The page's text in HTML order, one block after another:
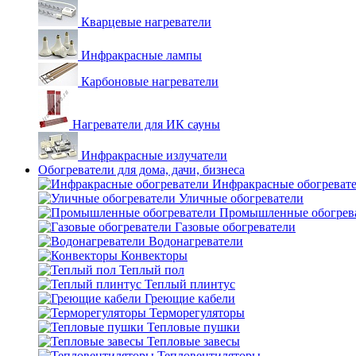
Кварцевые нагреватели
Инфракрасные лампы
Карбоновые нагреватели
Нагреватели для ИК сауны
Инфракрасные излучатели
Обогреватели для дома, дачи, бизнеса
Инфракрасные
Уличные обогреватели
Промышленные
Газовые обогреватели
Водонагреватели
Конвекторы
Теплый пол
Теплый плинтус
Греющие кабели
Терморегуляторы
Тепловые пушки
Тепловые завесы